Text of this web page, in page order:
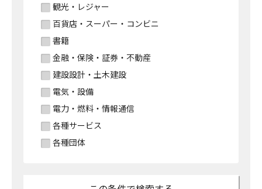
観光・レジャー
百貨店・スーパー・コンビニ
書籍
金融・保険・証券・不動産
建設設計・土木建設
電気・設備
電力・燃料・情報通信
各種サービス
各種団体